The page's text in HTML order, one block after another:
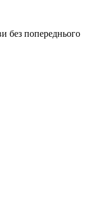
без попереднього